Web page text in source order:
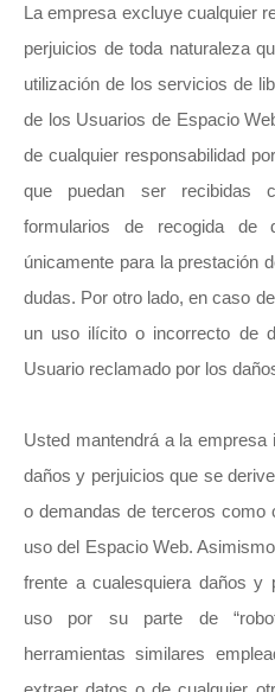
La empresa excluye cualquier
perjuicios de toda naturaleza
utilización de los servicios de
de los Usuarios de Espacio
de cualquier responsabilidad
que puedan ser recibidas
formularios de recogida de
únicamente para la prestación
dudas. Por otro lado, en caso
un uso ilícito o incorrecto de
Usuario reclamado por los
Usted mantendrá a la empresa
daños y perjuicios que se
o demandas de terceros
uso del Espacio Web.
frente a cualesquiera daños y
uso por su parte de
herramientas similares